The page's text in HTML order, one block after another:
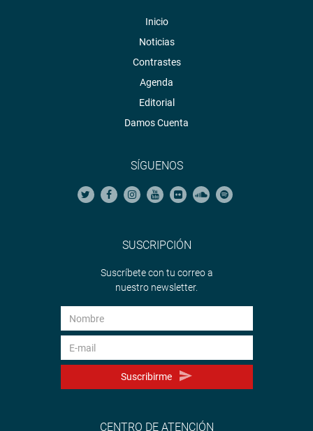
Inicio
Noticias
Contrastes
Agenda
Editorial
Damos Cuenta
SÍGUENOS
SUSCRIPCIÓN
Suscríbete con tu correo a
nuestro newsletter.
Suscribirme
CENTRO DE ATENCIÓN